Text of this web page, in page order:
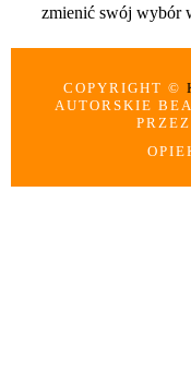
zmienić swój wybór
COPYRIGHT ©
AUTORSKIE